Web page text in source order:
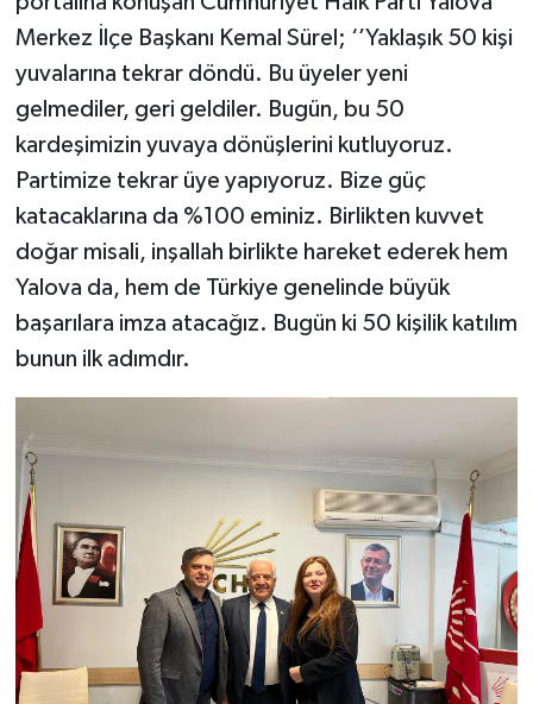
Merkez İlçe Başkanı Kemal Sürel; ‘’Yaklaşık 50 kişi
yuvalarına tekrar döndü. Bu üyeler yeni
gelmediler, geri geldiler. Bugün, bu 50
kardeşimizin yuvaya dönüşlerini kutluyoruz.
Partimize tekrar üye yapıyoruz. Bize güç
katacaklarına da %100 eminiz. Birlikten kuvvet
doğar misali, inşallah birlikte hareket ederek hem
Yalova da, hem de Türkiye genelinde büyük
başarılara imza atacağız. Bugün ki 50 kişilik katılım
bunun ilk adımdır.